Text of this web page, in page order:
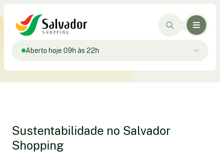
Aberto hoje 09h às 22h
Sustentabilidade no Salvador
Shopping